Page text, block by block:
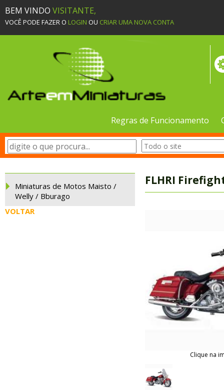
BEM VINDO VISITANTE,
VOCÊ PODE FAZER O LOGIN OU CRIAR UMA NOVA CONTA
Regras de Funcionamento
Miniaturas de Motos Maisto /
Welly / Bburago
VOLTAR
FLHRI
Clique na